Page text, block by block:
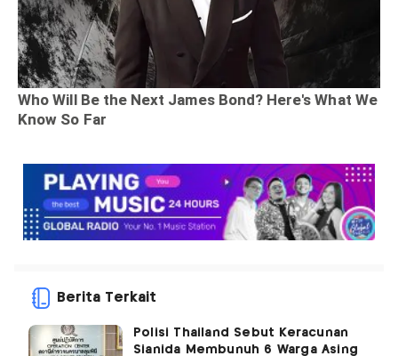
Berita Terkait
Polisi Thailand Sebut Keracunan
Sianida Membunuh 6 Warga Asing